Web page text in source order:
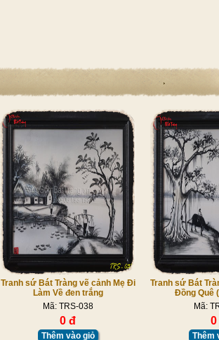
Tranh sứ Bát Tràng vẽ cảnh Mẹ Đi
Làm Về đen trắng
Mã: TRS-038
0 đ
Thêm vào giỏ
Tranh sứ Bát
Đồng Quê
Mã:
0
Thêm